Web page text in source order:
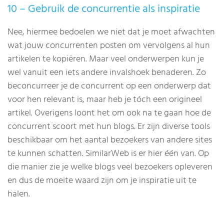
10 – Gebruik de concurrentie als inspiratie
Nee, hiermee bedoelen we niet dat je moet afwachten
wat jouw concurrenten posten om vervolgens al hun
artikelen te kopiëren. Maar veel onderwerpen kun je
wel vanuit een iets andere invalshoek benaderen. Zo
beconcurreer je de concurrent op een onderwerp dat
voor hen relevant is, maar heb je tóch een origineel
artikel. Overigens loont het om ook na te gaan hoe de
concurrent scoort met hun blogs. Er zijn diverse tools
beschikbaar om het aantal bezoekers van andere sites
te kunnen schatten. SimilarWeb is er hier één van. Op
die manier zie je welke blogs veel bezoekers opleveren
en dus de moeite waard zijn om je inspiratie uit te
halen.